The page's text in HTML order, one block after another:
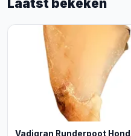
Laatst bekeken
Vadigran Runderpoot